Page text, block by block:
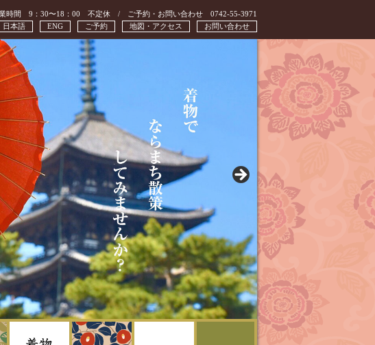
時間 9：30〜18：00 不定休 / ご予約・お問い合わせ 0742-55-3971
お問い合わせ
地図・アクセス
ご予約
ENG
日本語